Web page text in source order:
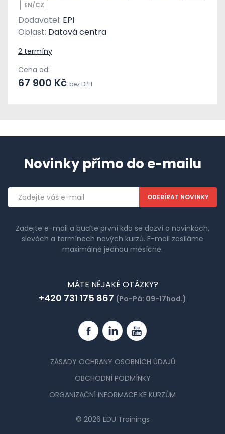
EN/CZ
Dodavatel: EPI
Oblast: Datová centra
2 termíny
Cena od:
67 900 Kč bez DPH
Novinky přímo do e-mailu
Emailová
adresa
Zadejte e-mail a buďte první kdo se dozví o novinkách,
slevách a termínech nových kurzů. E-mail zasíláme
maximálně jednou měsíčně.
MÁTE NĚJAKÉ OTÁZKY?
+420 731 175 867 (Po-Pá: 09-17hod.)
FacebookLinkedinYouTube
ZÁSADY OCHRANY OSOBNÍCH ÚDAJŮ
OBCHODNÍ PODMÍNKY
ORGANIZAČNÍ INFORMACE KE KURZŮM
© 2026 EDU Trainings